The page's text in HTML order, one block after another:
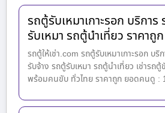
รถตู้รับเหมาเกาะรอก บริการ
รับเหมา รถตู้นำเที่ยว ราคาถูก
รถตู้ให้เช่า.com รถตู้รับเหมาเกาะรอก บริ
รับจ้าง รถตู้รับเหมา รถตู้นำเที่ยว เช่ารถตู้
พร้อมคนขับ ทั่วไทย ราคาถูก ยอดคนดู :